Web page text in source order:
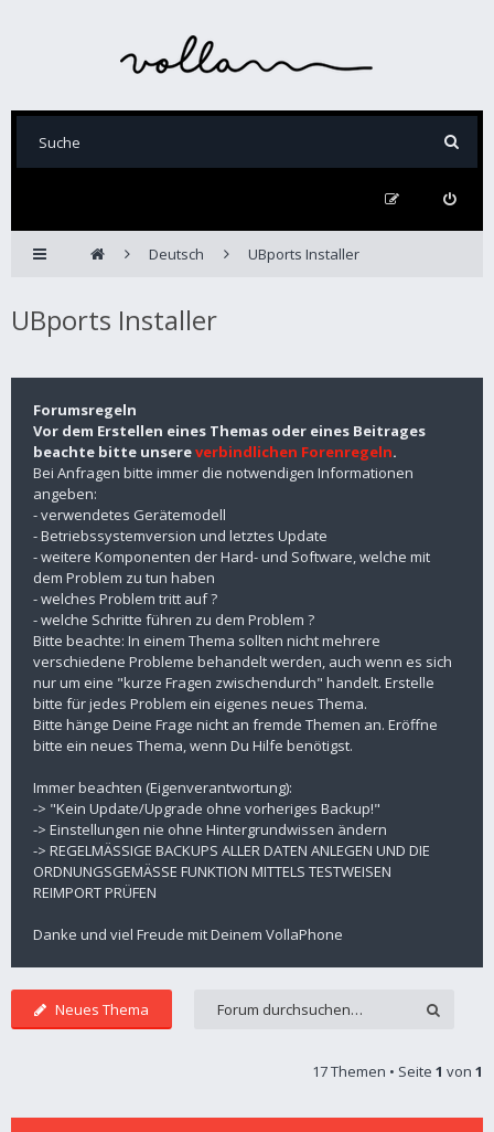
Deutsch UBports Installer
UBports Installer
Forumsregeln
Vor dem Erstellen eines Themas oder eines Beitrages
beachte bitte unsereverbindlichen Forenregeln.
Bei Anfragen bitte immer die notwendigen Informationen
angeben:
- verwendetes Gerätemodell
- Betriebssystemversion und letztes Update
- weitere Komponenten der Hard- und Software, welche mit
dem Problem zu tun haben
- welches Problem tritt auf ?
- welche Schritte führen zu dem Problem ?
Bitte beachte: In einem Thema sollten nicht mehrere
verschiedene Probleme behandelt werden, auch wenn es sich
nur um eine "kurze Fragen zwischendurch" handelt. Erstelle
bitte für jedes Problem ein eigenes neues Thema.
Bitte hänge Deine Frage nicht an fremde Themen an. Eröffne
bitte ein neues Thema, wenn Du Hilfe benötigst.
Immer beachten (Eigenverantwortung):
-> "Kein Update/Upgrade ohne vorheriges Backup!"
-> Einstellungen nie ohne Hintergrundwissen ändern
-> REGELMÄSSIGE BACKUPS ALLER DATEN ANLEGEN UND DIE
ORDNUNGSGEMÄSSE FUNKTION MITTELS TESTWEISEN
REIMPORT PRÜFEN
Danke und viel Freude mit Deinem VollaPhone
Neues Thema
17 Themen • Seite 1 von 1